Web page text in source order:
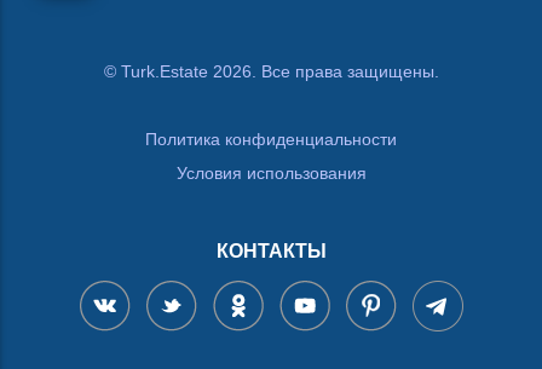
© Turk.Estate 2026. Все права защищены.
Политика конфиденциальности
Условия использования
КОНТАКТЫ